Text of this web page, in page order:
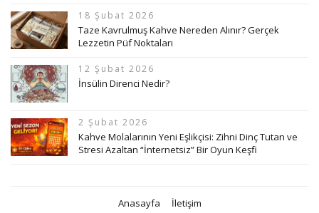
18 Şubat 2026
Taze Kavrulmuş Kahve Nereden Alınır? Gerçek
Lezzetin Püf Noktaları
12 Şubat 2026
İnsülin Direnci Nedir?
2 Şubat 2026
Kahve Molalarının Yeni Eşlikçisi: Zihni Dinç Tutan ve
Stresi Azaltan “İnternetsiz” Bir Oyun Keşfi
Anasayfa İletişim